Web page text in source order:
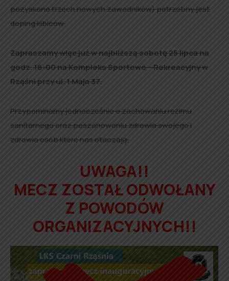
pozyskano trzech nowych zawodników) potrzebny jest
doping kibiców.
Zapraszamy więc już w najbliższą sobotę 25 lipca na
godz. 16:00 na Kompleks Sportowo – Rekreacyjny w
Rząśni przy ul. 1 Maja 37.
Przypominamy jednocześnie o zachowaniu reżimu
sanitarnego oraz poszanowaniu zdrowia swojego i
zdrowia osób które nas otaczają.
UWAGA!!
MECZ ZOSTAŁ ODWOŁANY
Z POWODÓW
ORGANIZACYJNYCH!!